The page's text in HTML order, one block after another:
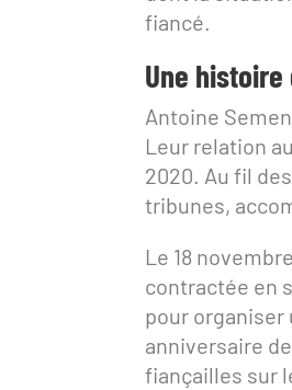
fiancé.
Une histoire
Antoine
Leur relation
2020. Au fil
tribunes,
Le 18
contractée en
pour organiser
anniversaire
fiançailles sur